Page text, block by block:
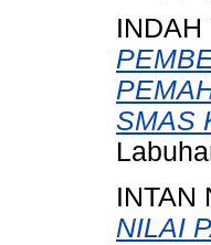
INDAH
SMAS
INTAN
NILAI